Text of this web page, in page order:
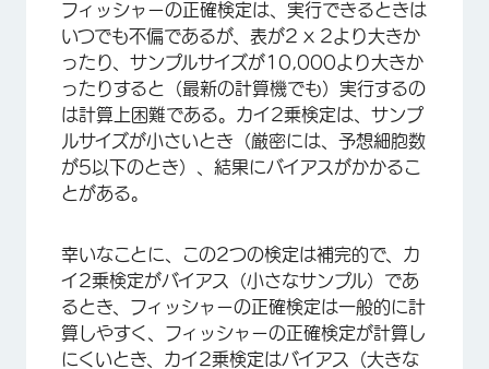
フィッシャーの正確検定は、実行できるときは
いつでも不偏であるが、表が2 x 2より大きか
ったり、サンプルサイズが10,000より大きか
ったりすると（最新の計算機でも）実行するの
は計算上困難である。カイ2乗検定は、サンプ
ルサイズが小さいとき（厳密には、予想細胞数
が5以下のとき）、結果にバイアスがかかるこ
とがある。
幸いなことに、この2つの検定は補完的で、カ
イ2乗検定がバイアス（小さなサンプル）であ
るとき、フィッシャーの正確検定は一般的に計
算しやすく、フィッシャーの正確検定が計算し
にくいとき、カイ2乗検定はバイアス（大きな